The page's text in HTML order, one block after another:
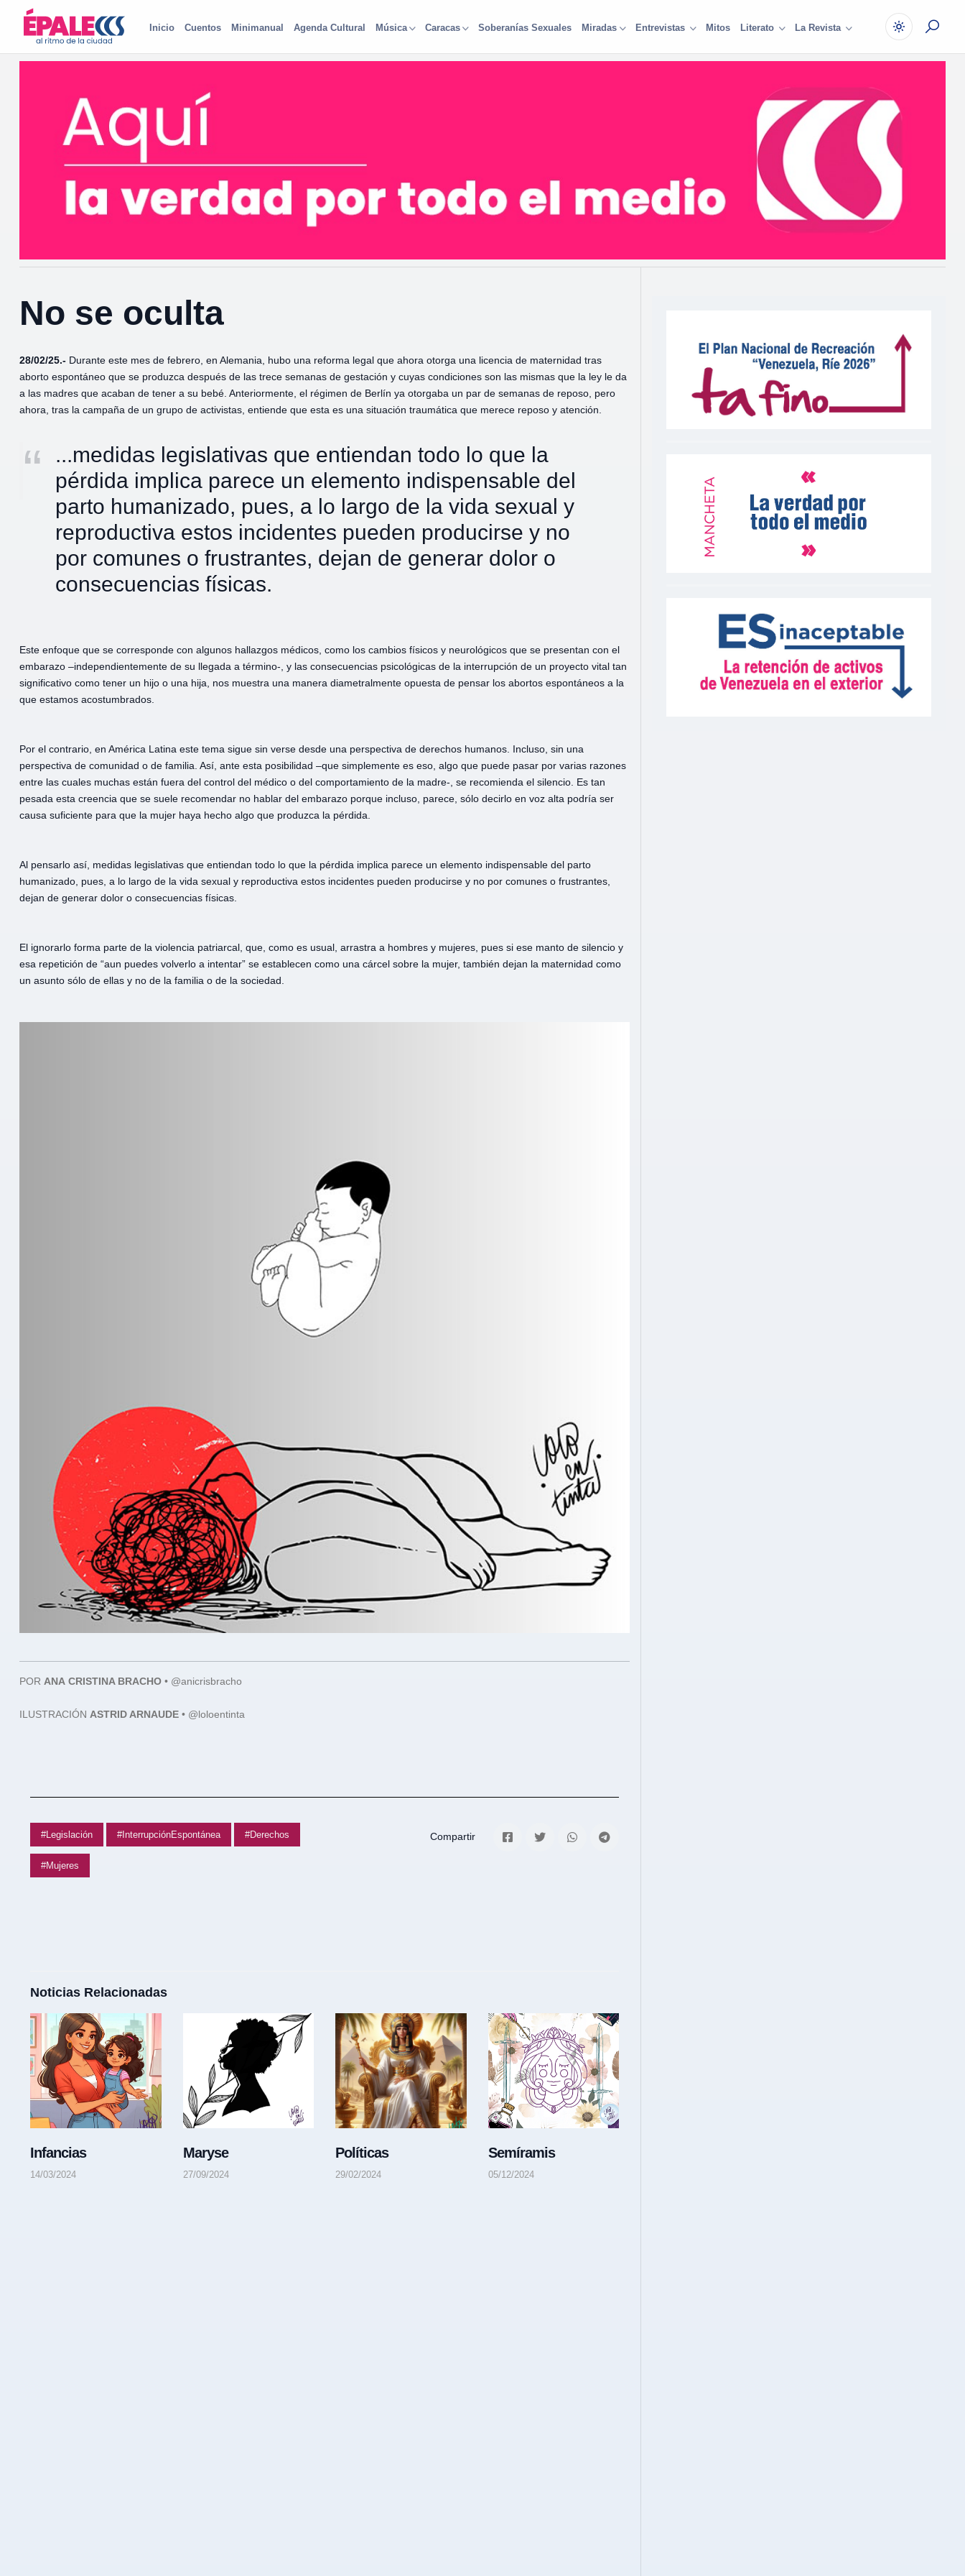
Inicio Cuentos Minimanual Agenda Cultural Música Caracas Soberanías Sexuales Miradas Entrevistas Mitos Literato La Revista
No se oculta
28/02/25.- Durante este mes de febrero, en Alemania, hubo una reforma legal que ahora otorga una licencia de maternidad tras
aborto espontáneo que se produzca después de las trece semanas de gestación y cuyas condiciones son las mismas que la ley le da
a las madres que acaban de tener a su bebé. Anteriormente, el régimen de Berlín ya otorgaba un par de semanas de reposo, pero
ahora, tras la campaña de un grupo de activistas, entiende que esta es una situación traumática que merece reposo y atención.
...medidas legislativas que entiendan todo lo que la
pérdida implica parece un elemento indispensable del
parto humanizado, pues, a lo largo de la vida sexual y
reproductiva estos incidentes pueden producirse y no
por comunes o frustrantes, dejan de generar dolor o
consecuencias físicas.
Este enfoque que se corresponde con algunos hallazgos médicos, como los cambios físicos y neurológicos que se presentan con el
embarazo –independientemente de su llegada a término-, y las consecuencias psicológicas de la interrupción de un proyecto vital tan
significativo como tener un hijo o una hija, nos muestra una manera diametralmente opuesta de pensar los abortos espontáneos a la
que estamos acostumbrados.
Por el contrario, en América Latina este tema sigue sin verse desde una perspectiva de derechos humanos. Incluso, sin una
perspectiva de comunidad o de familia. Así, ante esta posibilidad –que simplemente es eso, algo que puede pasar por varias razones
entre las cuales muchas están fuera del control del médico o del comportamiento de la madre-, se recomienda el silencio. Es tan
pesada esta creencia que se suele recomendar no hablar del embarazo porque incluso, parece, sólo decirlo en voz alta podría ser
causa suficiente para que la mujer haya hecho algo que produzca la pérdida.
Al pensarlo así, medidas legislativas que entiendan todo lo que la pérdida implica parece un elemento indispensable del parto
humanizado, pues, a lo largo de la vida sexual y reproductiva estos incidentes pueden producirse y no por comunes o frustrantes,
dejan de generar dolor o consecuencias físicas.
El ignorarlo forma parte de la violencia patriarcal, que, como es usual, arrastra a hombres y mujeres, pues si ese manto de silencio y
esa repetición de “aun puedes volverlo a intentar” se establecen como una cárcel sobre la mujer, también dejan la maternidad como
un asunto sólo de ellas y no de la familia o de la sociedad.
POR ANA CRISTINA BRACHO • @anicrisbracho
ILUSTRACIÓN ASTRID ARNAUDE • @loloentinta
#Legislación #InterrupciónEspontánea #Derechos
#Mujeres
Compartir
Noticias Relacionadas
Infancias
14/03/2024
Maryse
27/09/2024
Políticas
29/02/2024
Semíramis
05/12/2024